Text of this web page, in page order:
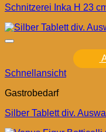
Schnitzerei Inka H 23
Schnellansicht
Gastrobedarf
Silber Tablett div.